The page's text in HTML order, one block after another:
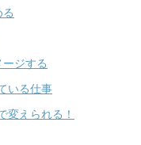
ジする
いる仕事
変えられる！